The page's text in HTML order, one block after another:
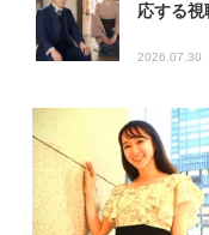
応する視
2026.07.30